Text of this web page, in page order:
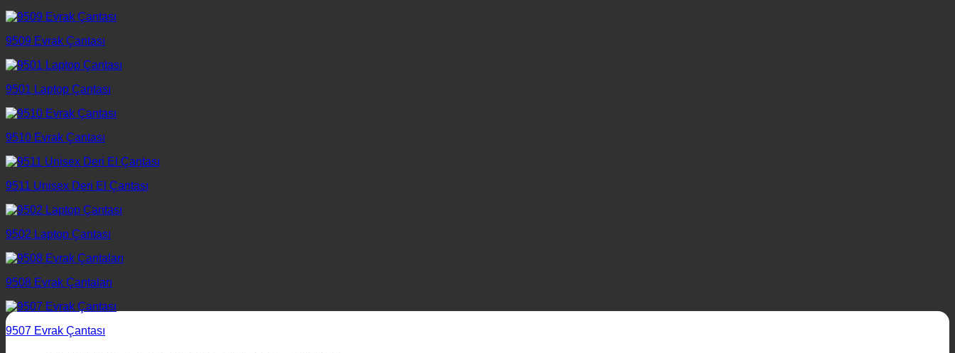
9509 Evrak Çantası
9501 Laptop Çantası
9510 Evrak Çantası
9511 Unisex Deri El Çantası
9502 Laptop Çantası
9508 Evrak Çantaları
9507 Evrak Çantası